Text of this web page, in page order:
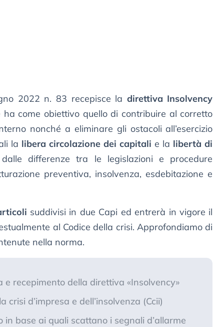
2022 n. 83 recepisce la direttiva Insolvency
come obiettivo quello di contribuire al corretto
nonché a eliminare gli ostacoli all’esercizio
la libera circolazione dei capitali e la libertà di
differenze tra le legislazioni e procedure
preventiva, insolvenza, esdebitazione e
suddivisi in due Capi ed entrerà in vigore il
al Codice della crisi. Approfondiamo di
nella norma.
e recepimento della direttiva «Insolvency»
crisi d’impresa e dell’insolvenza (Ccii)
base ai quali scattano i segnali d’allarme